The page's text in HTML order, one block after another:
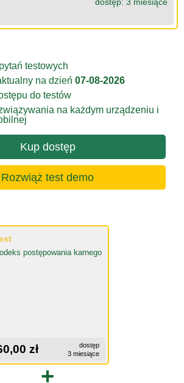
testowych
na dzień 07-08-2026
do testów
na każdym urządzeniu i
Kup dostęp
Rozwiąż test demo
postępowania karnego
zł
dostęp
3 miesiące
+